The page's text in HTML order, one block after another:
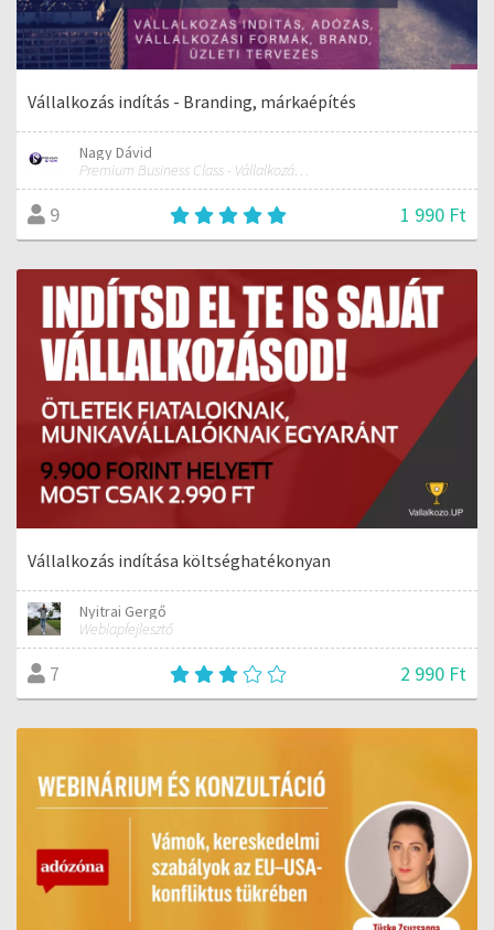
Vállalkozás indítás - Branding, márkaépítés
Nagy Dávid
9 1 990 Ft
Vállalkozás indítása költséghatékonyan
Nyitrai Gergő
Weblapfejlesztő
7 2 990 Ft